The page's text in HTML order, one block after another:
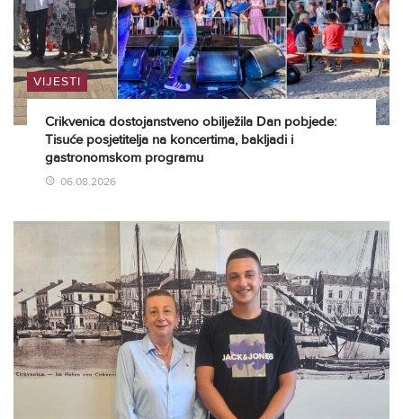
VIJESTI
Crikvenica dostojanstveno obilježila Dan pobjede:
Tisuće posjetitelja na koncertima, bakljadi i
gastronomskom programu
06.08.2026